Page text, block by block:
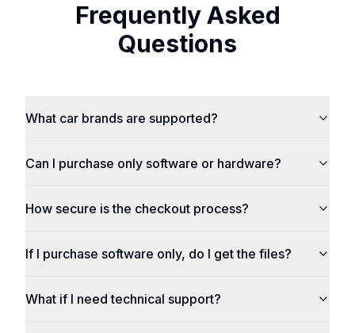
Frequently Asked
Questions
What car brands are supported?
Can I purchase only software or hardware?
How secure is the checkout process?
If I purchase software only, do I get the files?
What if I need technical support?